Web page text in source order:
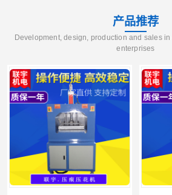
产品推荐
Development, design, production and sales
enterprises